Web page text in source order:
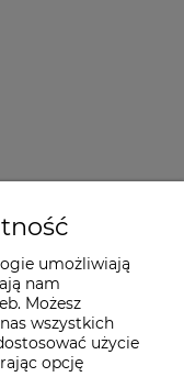
umożliwiają
nam
Możesz
wszystkich
użycie
opcję